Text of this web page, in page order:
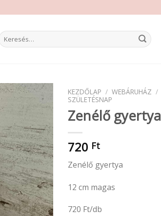
KEZDŐLAP / WEBÁRUHÁZ /
SZÜLETÉSNAP
Zenélő gyertya
720 Ft
Zenélő gyertya
12 cm magas
720 Ft/db